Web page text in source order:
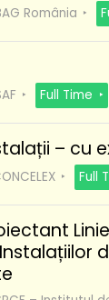
România
Full Time
– cu
Full